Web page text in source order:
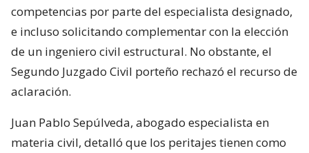
competencias por parte del especialista designado,
e incluso solicitando complementar con la elección
de un ingeniero civil estructural. No obstante, el
Segundo Juzgado Civil porteño rechazó el recurso de
aclaración.
Juan Pablo Sepúlveda, abogado especialista en
materia civil, detalló que los peritajes tienen como